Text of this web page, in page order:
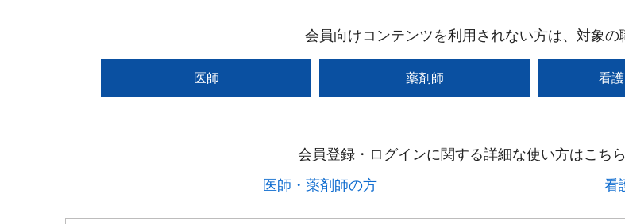
会員向けコンテンツを利用されない方は、対象の
医師 薬剤師 看
会員登録・ログインに関する詳細な使い方はこち
医師・薬剤師の方​
看